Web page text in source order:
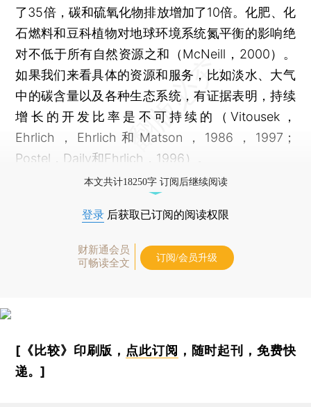
了35倍，碳和硫氧化物排放增加了10倍。化肥、化
石燃料和豆科植物对地球环境系统氮平衡的影响绝
对不低于所有自然资源之和（McNeill，2000）。
如果我们来看具体的资源和服务，比如淡水、大气
中的碳含量以及各种生态系统，有证据表明，持续
增长的开发比率是不可持续的（Vitousek，
Ehrlich，Ehrlich和Matson，1986，1997；
Postel，Daily和Ehrlich，1996）。
本文共计18250字 订阅后继续阅读
登录 后获取已订阅的阅读权限
财新通会员
可畅读全文
订阅/会员升级
[《比较》印刷版， 点此订阅 ，随时起刊，免费快
递。]